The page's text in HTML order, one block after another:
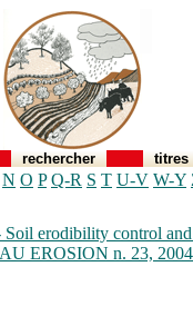
rechercher titres
N O P Q-R S T U-V W-Y
erodibility control
EROSION n. 23,